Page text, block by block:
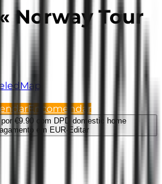
Norway Tour
Encomendar
por €9.90 com DPD domestic home
em EUR· Editar